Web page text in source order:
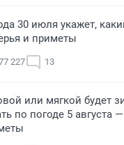
30 июля укажет,
и приметы
227 13
или мягкой будет
по погоде 5 августа